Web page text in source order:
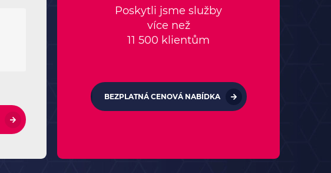
Poskytli jsme služby
více než
11 500 klientům
BEZPLATNÁ CENOVÁ NABÍDKA